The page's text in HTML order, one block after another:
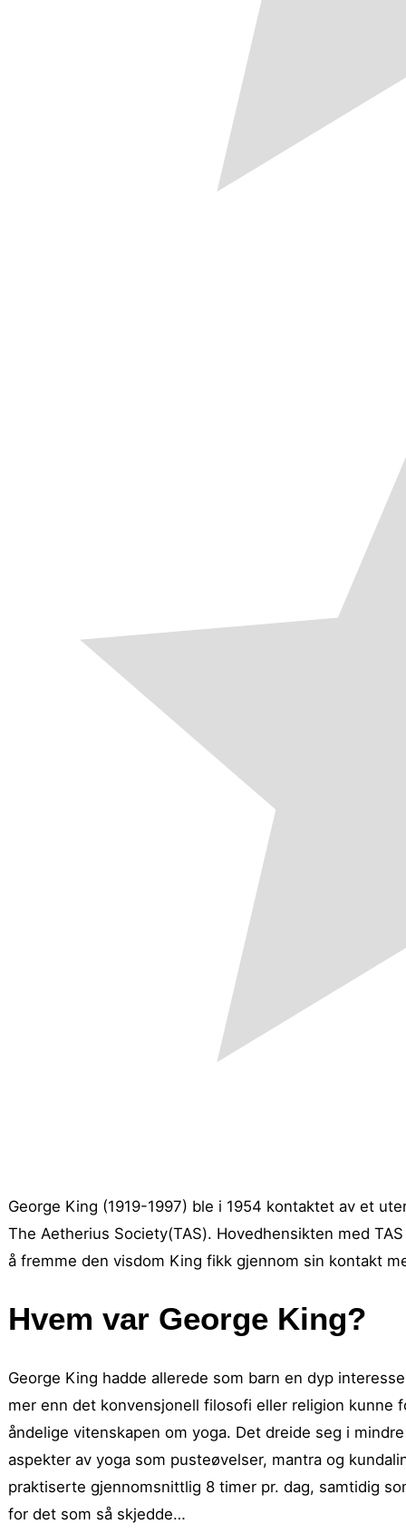
George King (1919-1997) ble i 1954 kontaktet av et
The Aetherius Society(TAS). Hovedhensikten med
å fremme den visdom King fikk gjennom sin kontakt
Hvem var George King?
George King hadde allerede som barn en dyp
mer enn det konvensjonell filosofi eller religion kunne
åndelige vitenskapen om yoga. Det dreide seg i
aspekter av yoga som pusteøvelser, mantra og
praktiserte gjennomsnittlig 8 timer pr. dag, samtidig
for det som så skjedde…